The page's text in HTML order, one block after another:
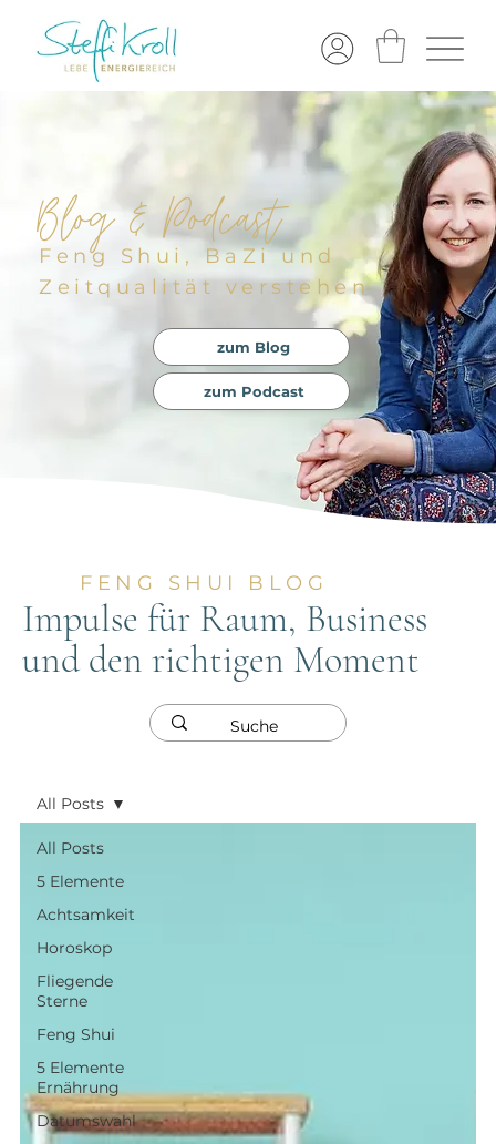
Blog & Podcast
Feng Shui, BaZi und
Zeitqualität verstehen
zum Blog
zum Podcast
FENG SHUI BLOG
Impulse für Raum, Business
und den richtigen Moment
All Posts
5 Elemente
Achtsamkeit
Horoskop
Fliegende
Sterne
Feng Shui
5 Elemente
Ernährung
Datumswahl
All Posts